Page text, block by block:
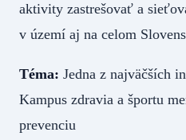
aktivity zastrešovať a
v území aj na celom
Téma: Jedna z najväčších
Kampus zdravia a športu
prevenciu